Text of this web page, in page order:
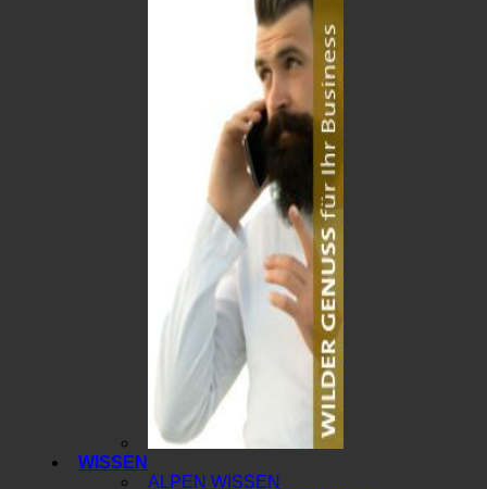
WISSEN
ALPEN WISSEN